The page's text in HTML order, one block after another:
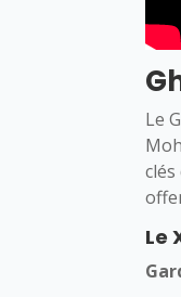
Le
Le